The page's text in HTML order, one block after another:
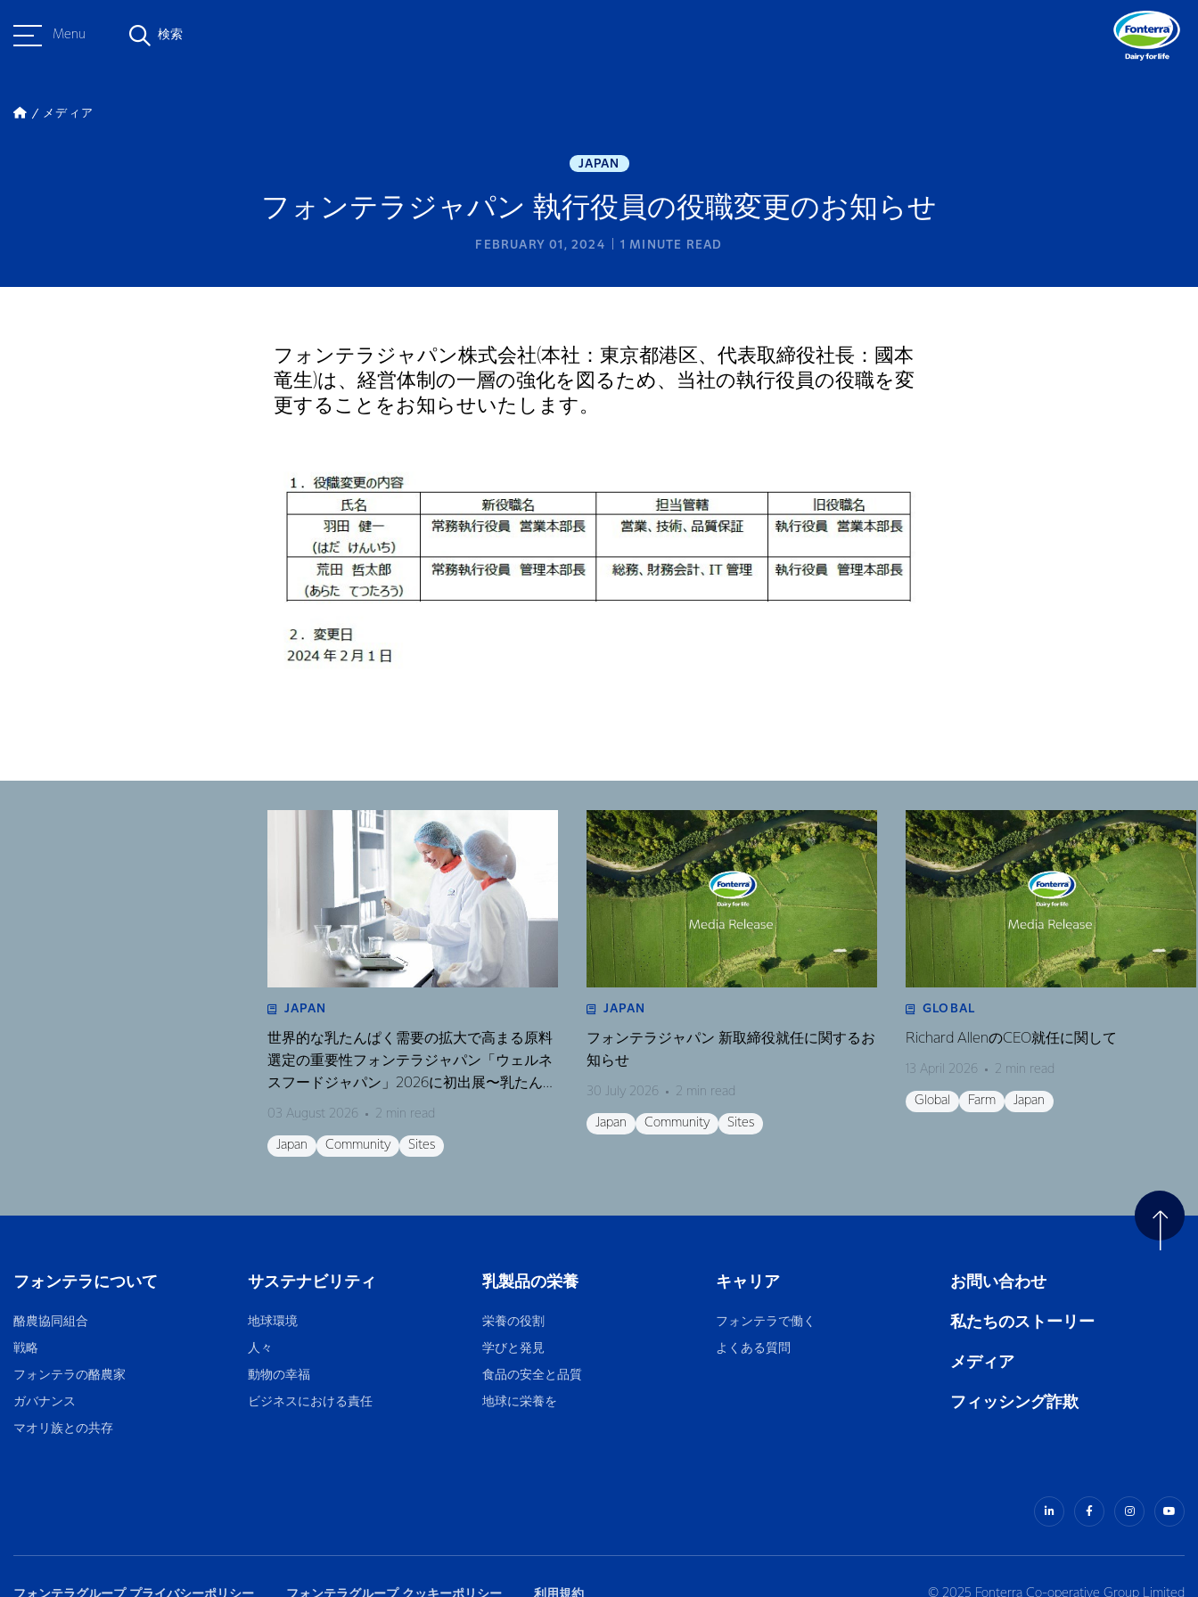
Menu 検索
メディア
JAPAN
フォンテラジャパン 執行役員の役職変更のお知らせ
FEBRUARY 01, 2024 1 MINUTE READ
フォンテラジャパン株式会社(本社：東京都港区、代表取締役社長：國本
竜生)は、経営体制の一層の強化を図るため、当社の執行役員の役職を変
更することをお知らせいたします。
JAPAN
世界的な乳たんぱく需要の拡大で高まる原料
選定の重要性フォンテラジャパン「ウェルネ
スフードジャパン」2026に初出展〜乳たんぱ
く濃縮物の可能性をテーマにしたセミナーも
03 August 2026 2 min read
Japan Community Sites
JAPAN
フォンテラジャパン 新取締役就任に関するお
知らせ
30 July 2026 2 min read
Japan Community Sites
GLOBAL
Richard AllenのCEO就任に関して
13 April 2026 2 min read
Global Farm Japan
フォンテラについて
酪農協同組合
戦略
フォンテラの酪農家
ガバナンス
マオリ族との共存
サステナビリティ
地球環境
人々
動物の幸福
ビジネスにおける責任
乳製品の栄養
栄養の役割
学びと発見
食品の安全と品質
地球に栄養を
キャリア
フォンテラで働く
よくある質問
お問い合わせ
私たちのストーリー
メディア
フィッシング詐欺
フォンテラグループ プライバシーポリシー フォンテラグループ クッキーポリシー 利用規約 © 2025 Fonterra Co-operative Group Limited